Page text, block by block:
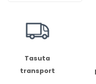
Tasuta
transport